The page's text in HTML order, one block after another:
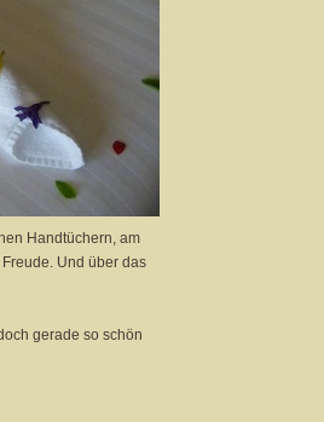
Handtüchern, am
Und über das
gerade so schön